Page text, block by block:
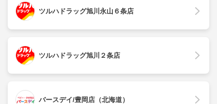
ツルハドラッグ旭川永山６条店
ツルハドラッグ旭川２条店
バースデイ/豊岡店（北海道）